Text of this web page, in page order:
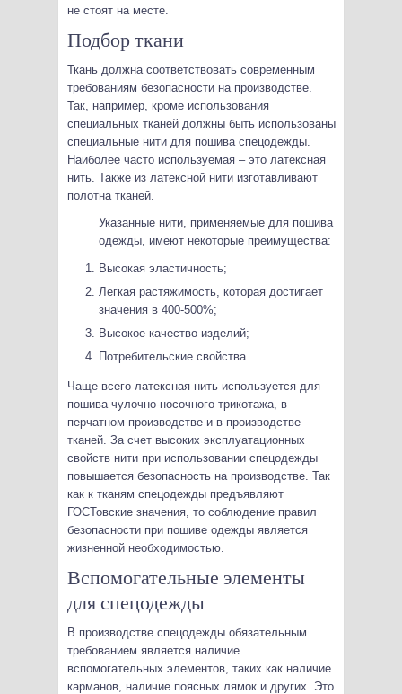
не стоят на месте.
Подбор ткани
Ткань должна соответствовать современным
требованиям безопасности на производстве.
Так, например, кроме использования
специальных тканей должны быть использованы
специальные нити для пошива спецодежды.
Наиболее часто используемая – это латексная
нить. Также из латексной нити изготавливают
полотна тканей.
Указанные нити, применяемые для пошива
одежды, имеют некоторые преимущества:
Высокая эластичность;
Легкая растяжимость, которая достигает
значения в 400-500%;
Высокое качество изделий;
Потребительские свойства.
Чаще всего латексная нить используется для
пошива чулочно-носочного трикотажа, в
перчатном производстве и в производстве
тканей. За счет высоких эксплуатационных
свойств нити при использовании спецодежды
повышается безопасность на производстве. Так
как к тканям спецодежды предъявляют
ГОСТовские значения, то соблюдение правил
безопасности при пошиве одежды является
жизненной необходимостью.
Вспомогательные элементы
для спецодежды
В производстве спецодежды обязательным
требованием является наличие
вспомогательных элементов, таких как наличие
карманов, наличие поясных лямок и других. Это